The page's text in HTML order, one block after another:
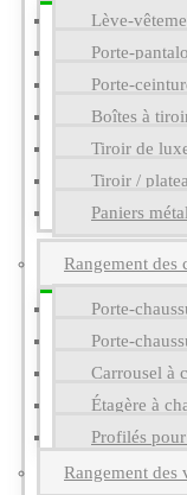
Lève-
Porte-
Porte-
Boîtes à
Tiroir de
Tiroir /
Paniers
Rangement des
Porte-
Porte-
Carrousel à
Étagère à
Profilés pour
Rangement des